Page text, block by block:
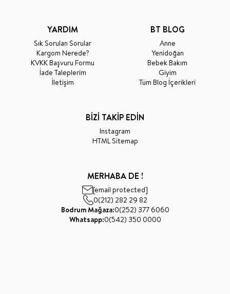
YARDIM
Sık Sorulan Sorular
Kargom Nerede?
KVKK Başvuru Formu
İade Taleplerim
İletişim
BT BLOG
Anne
Yenidoğan
Bebek Bakım
Giyim
Tüm Blog İçerikleri
BİZİ TAKİP EDİN
Instagram
HTML Sitemap
MERHABA DE !
[email protected]
0(212) 282 29 82
Bodrum Mağaza:0(252) 377 6060
Whatsapp:0(542) 350 0000